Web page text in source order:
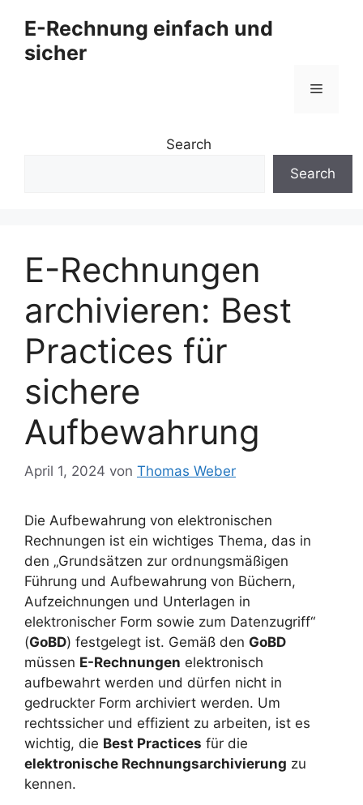
Inhalt
springen
E-Rechnung einfach und
sicher
Menü
Search
Search
E-Rechnungen
archivieren: Best
Practices für
sichere
Aufbewahrung
April 1, 2024 von Thomas Weber
Die Aufbewahrung von elektronischen
Rechnungen ist ein wichtiges Thema, das in
den „Grundsätzen zur ordnungsmäßigen
Führung und Aufbewahrung von Büchern,
Aufzeichnungen und Unterlagen in
elektronischer Form sowie zum Datenzugriff“
(GoBD) festgelegt ist. Gemäß den GoBD
müssen E-Rechnungen elektronisch
aufbewahrt werden und dürfen nicht in
gedruckter Form archiviert werden. Um
rechtssicher und effizient zu arbeiten, ist es
wichtig, die Best Practices für die
elektronische Rechnungsarchivierung zu
kennen.